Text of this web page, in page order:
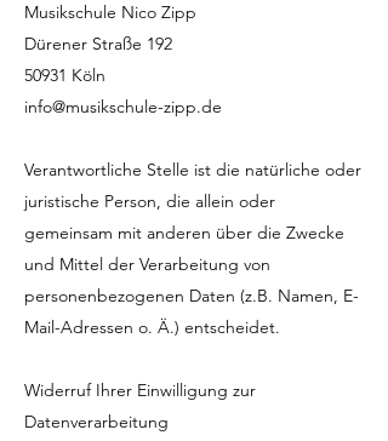
Musikschule Nico Zipp
Dürener Straße 192
50931 Köln
info@musikschule-zipp.de
Verantwortliche Stelle ist die natürliche oder
juristische Person, die allein oder
gemeinsam mit anderen über die Zwecke
und Mittel der Verarbeitung von
personenbezogenen Daten (z.B. Namen, E-
Mail-Adressen o. Ä.) entscheidet.
Widerruf Ihrer Einwilligung zur
Datenverarbeitung